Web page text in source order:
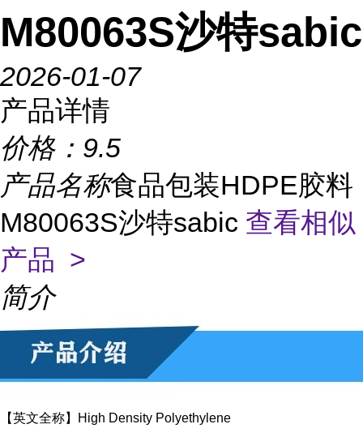
M80063S沙特sabic
2026-01-07
产品详情
价格： 9.5
产品名称食品包装HDPE胶料
M80063S沙特sabic 查看相似
产品 >
简介
【英文全称】High Density Polyethylene